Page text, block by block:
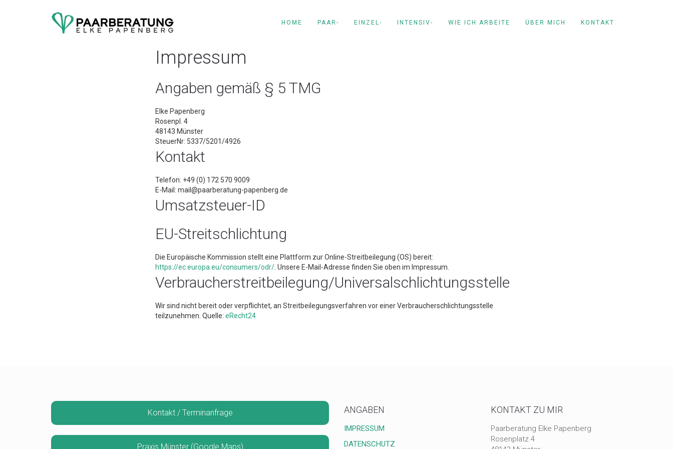
HOME PAAR- EINZEL- INTENSIV- WIE ICH ARBEITE ÜBER MICH KONTAKT
Impressum
Angaben gemäß § 5 TMG
Elke Papenberg
Rosenpl. 4
48143 Münster
SteuerNr: 5337/5201/4926
Kontakt
Telefon: +49 (0) 172 570 9009
E-Mail: mail@paarberatung-papenberg.de
Umsatzsteuer-ID
EU-Streitschlichtung
Die Europäische Kommission stellt eine Plattform zur Online-Streitbeilegung (OS) bereit:
https://ec.europa.eu/consumers/odr/ . Unsere E-Mail-Adresse finden Sie oben im Impressum.
Verbraucher­streit­beilegung/Universal­schlichtungs­stelle
Wir sind nicht bereit oder verpflichtet, an Streitbeilegungsverfahren vor einer Verbraucherschlichtungsstelle
teilzunehmen. Quelle:eRecht24
Kontakt / Terminanfrage
Praxis Münster (Google Maps)
ANGABEN
IMPRESSUM
DATENSCHUTZ
KONTAKT ZU MIR
Paarberatung Elke Papenberg
Rosenplatz 4